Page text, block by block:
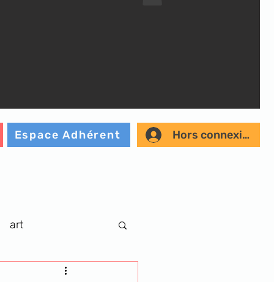
Espace Adhérent Hors connexion
art
musique